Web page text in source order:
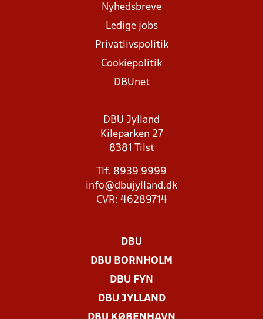
Nyhedsbreve
Ledige jobs
Privatlivspolitik
Cookiepolitik
DBUnet
DBU Jylland
Kileparken 27
8381 Tilst
Tlf. 8939 9999
info@dbujylland.dk
CVR: 46289714
DBU
DBU BORNHOLM
DBU FYN
DBU JYLLAND